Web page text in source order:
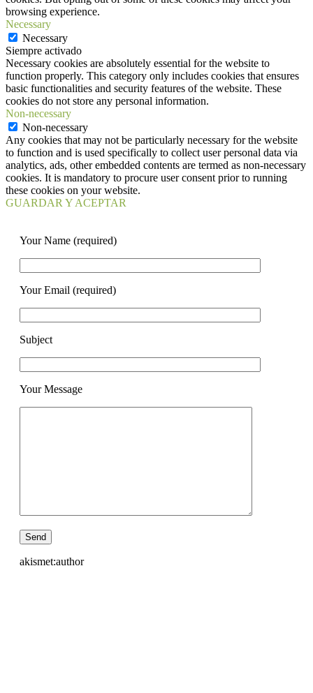
browsing experience.
Necessary
Necessary
Siempre activado
Necessary cookies are absolutely essential for the website to
function properly. This category only includes cookies that ensures
basic functionalities and security features of the website. These
cookies do not store any personal information.
Non-necessary
Non-necessary
Any cookies that may not be particularly necessary for the website
to function and is used specifically to collect user personal data via
analytics, ads, other embedded contents are termed as non-necessary
cookies. It is mandatory to procure user consent prior to running
these cookies on your website.
GUARDAR Y ACEPTAR
Your Name (required)
Your Email (required)
Subject
Your Message
akismet:author